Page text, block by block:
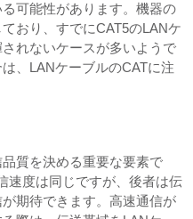
可能性があります。機器の
おり、すでにCAT5のLANケ
れないケースが多いようで
、LANケーブルのCATに注
質を決める重要な要素で
速度は同じですが、後者は伝
期待できます。高速通信が